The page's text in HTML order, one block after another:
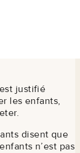
justifié
les enfants,
disent que
n’est pas